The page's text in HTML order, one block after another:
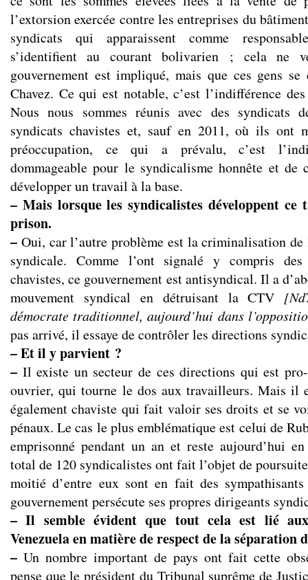
l’extorsion exercée contre les entreprises du
syndicats qui apparaissent comme
s’identifient au courant bolivarien ; cela ne
gouvernement est impliqué, mais que ces gens se
Chavez. Ce qui est notable, c’est l’indifférence
Nous nous sommes réunis avec des syndicats
syndicats chavistes et, sauf en 2011, où ils ont
préoccupation, ce qui a prévalu, c’est
dommageable pour le syndicalisme honnête et de
développer un travail à la base.
– Mais lorsque les syndicalistes développent
prison.
– Oui, car l’autre problème est la criminalisation
syndicale. Comme l’ont signalé y compris des
chavistes, ce gouvernement est antisyndical. Il a
mouvement syndical en détruisant la CTV
démocrate traditionnel, aujourd’hui dans
pas arrivé, il essaye de contrôler les directions
– Et il y parvient ?
– Il existe un secteur de ces directions qui est
ouvrier, qui tourne le dos aux travailleurs. Mais il
également chaviste qui fait valoir ses droits et se
pénaux. Le cas le plus emblématique est celui de
emprisonné pendant un an et reste aujourd’hui
total de 120 syndicalistes ont fait l’objet de
moitié d’entre eux sont en fait des
gouvernement persécute ses propres dirigeants
– Il semble évident que tout cela est lié
Venezuela en matière de respect de la séparation
– Un nombre important de pays ont fait cette
pense que le président du Tribunal suprême de